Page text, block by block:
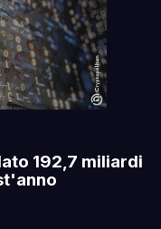
192,7 miliardi